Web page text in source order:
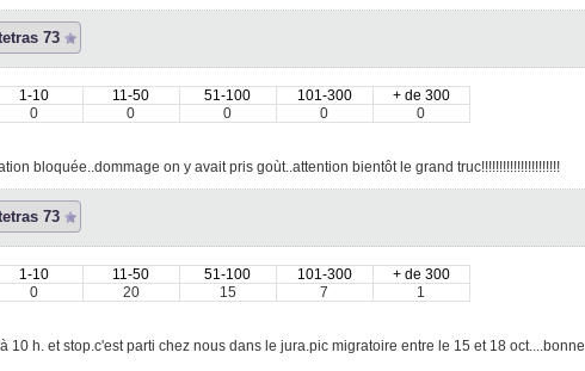
73
1-10 11-50 51-100 101-300
+ de 300
0
0 0 0
0
bloquée..dommage on y avait pris goùt..attention bientôt le grand truc!!!!!!!!!!!!!!!!!!!!!!
73
1-10 11-50 51-100 101-300
+ de 300
0
20 15 7
1
10 h. et stop.c'est parti chez nous dans le jura.pic migratoire entre le 15 et 18 oct....bonne